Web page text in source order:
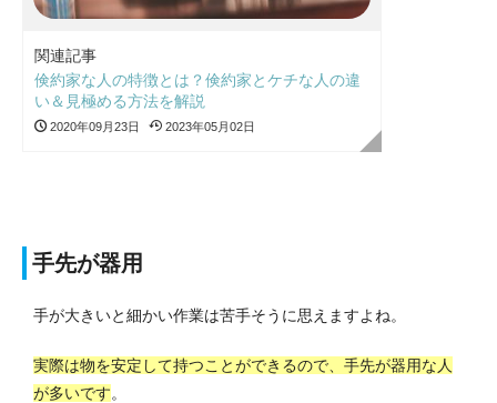
関連記事
倹約家な人の特徴とは？倹約家とケチな人の違
い＆見極める方法を解説
2020年09月23日 2023年05月02日
手先が器用
手が大きいと細かい作業は苦手そうに思えますよね。
実際は物を安定して持つことができるので、手先が器用な人
が多いです。